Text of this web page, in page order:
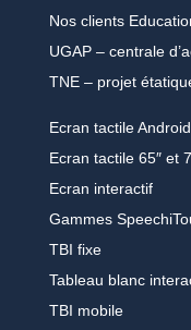
Nos clients
UGAP – centrale
TNE – projet
Ecran tactile Android
Ecran tactile 65″ et
Ecran interactif
Gammes
TBI fixe
Tableau blanc
TBI mobile